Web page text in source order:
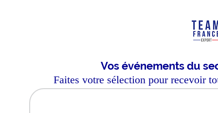
Vos événements du
Faites votre sélection pour recevoir